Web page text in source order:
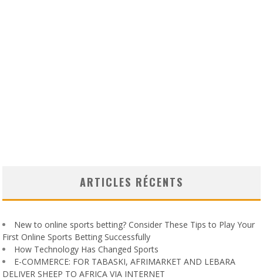
ARTICLES RÉCENTS
New to online sports betting? Consider These Tips to Play Your
First Online Sports Betting Successfully
How Technology Has Changed Sports
E-COMMERCE: FOR TABASKI, AFRIMARKET AND LEBARA
DELIVER SHEEP TO AFRICA VIA INTERNET